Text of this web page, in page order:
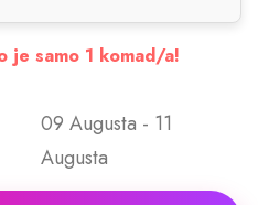
je samo 1 komad/a!
09 Augusta - 11
Augusta